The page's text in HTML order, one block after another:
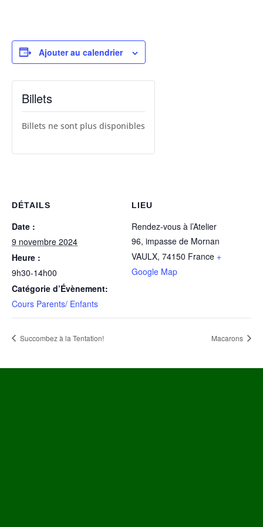
Ajouter au calendrier
DÉTAILS
Date :
9 novembre 2024
Heure :
9h30-14h00
Catégorie d’Évènement:
Cours Parents/ Enfants
LIEU
Rendez-vous à l’Atelier
96, impasse de Mornan
VAULX, 74150 France +
Google Map
Billets
Billets ne sont plus disponibles
Succombez à la Tentation! Macarons